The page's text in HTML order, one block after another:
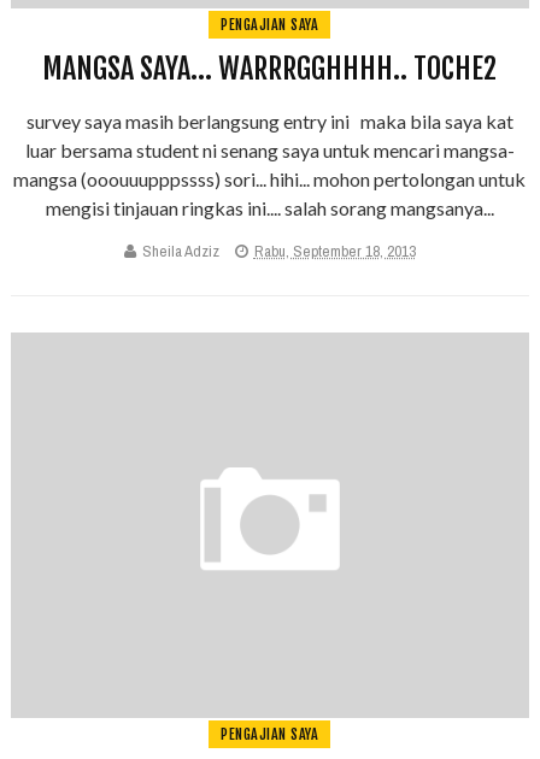
PENGAJIAN SAYA
MANGSA SAYA... WARRRGGHHHH.. TOCHE2
survey saya masih berlangsung entry ini maka bila saya kat
luar bersama student ni senang saya untuk mencari mangsa-
mangsa (ooouuupppssss) sori... hihi... mohon pertolongan untuk
mengisi tinjauan ringkas ini.... salah sorang mangsanya...
Sheila Adziz Rabu, September 18, 2013
PENGAJIAN SAYA